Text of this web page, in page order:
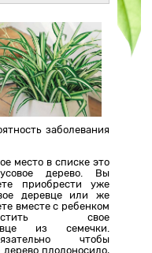
заболевания
место в списке это
дерево. Вы
приобрести уже
деревце или же
вместе с ребенком
свое
из семечки.
чтобы
дерево плодоносило,